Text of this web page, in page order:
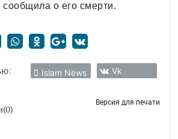
о его смерти.
Islam News Vk
(0)
Версия для печати